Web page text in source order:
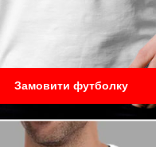
Замовити футболку